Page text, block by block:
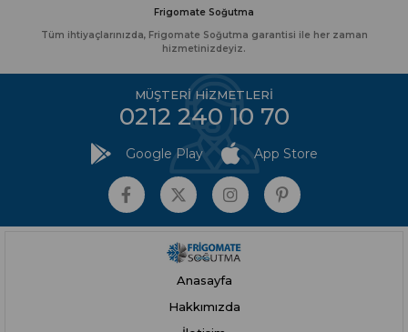
Frigomate Soğutma
Tüm ihtiyaçlarınızda, Frigomate Soğutma garantisi ile her zaman
hizmetinizdeyiz.
MÜŞTERİ HİZMETLERİ
0212 240 10 70
Google Play App Store
Anasayfa
Hakkımızda